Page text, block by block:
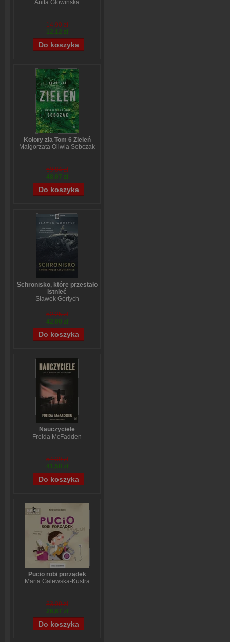
Anita Głowińska
14,90 zł
12,12 zł
Kolory zła Tom 6 Zieleń
Małgorzata Oliwia Sobczak
59,84 zł
48,07 zł
Schronisko, które przestało
istnieć
Sławek Gortych
52,25 zł
42,00 zł
Nauczyciele
Freida McFadden
54,39 zł
41,58 zł
Pucio robi porządek
Marta Galewska-Kustra
33,09 zł
26,67 zł